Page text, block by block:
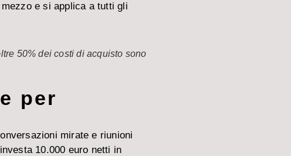
e si applica a tutti gli
50% dei costi di acquisto sono
per
mirate e riunioni
10.000 euro netti in